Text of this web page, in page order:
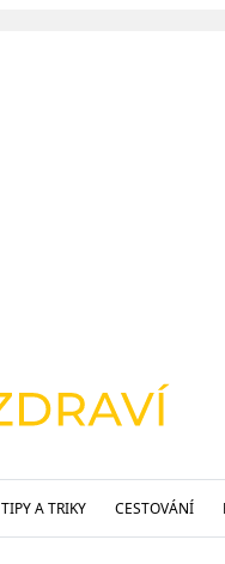
TIPY A TRIKY CESTOVÁNÍ